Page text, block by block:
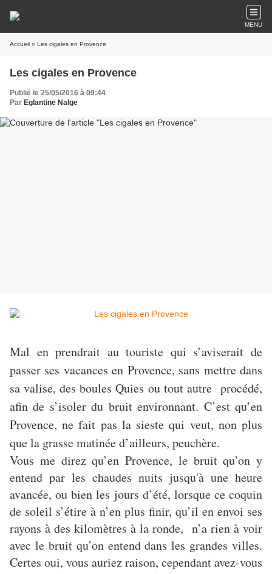
MENU
Accueil » Les cigales en Provence
Les cigales en Provence
Publié le 25/05/2016 à 09:44
Par Eglantine Nalge
Mal en prendrait au touriste qui s’aviserait de
passer ses vacances en Provence, sans mettre dans
sa valise, des boules Quies ou tout autre procédé,
afin de s’isoler du bruit environnant. C’est qu’en
Provence, ne fait pas la sieste qui veut, non plus
que la grasse matinée d’ailleurs, peuchère.
Vous me direz qu’en Provence, le bruit qu’on y
entend par les chaudes nuits jusqu'à une heure
avancée, ou bien les jours d’été, lorsque ce coquin
de soleil s’étire à n’en plus finir, qu’il en envoi ses
rayons à des kilomètres à la ronde, n’a rien à voir
avec le bruit qu’on entend dans les grandes villes.
Certes oui, vous auriez raison, cependant avez-vous